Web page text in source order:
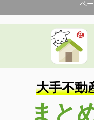
ペ
大手不動
まと